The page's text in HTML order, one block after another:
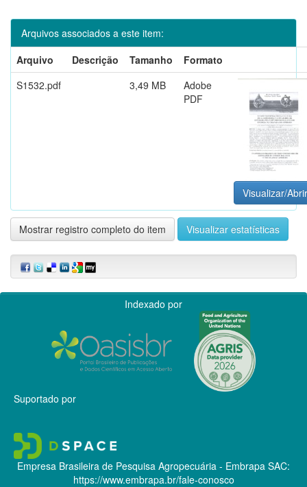
Arquivos associados a este item:
Arquivo
Descrição Tamanho
Formato
S1532.pdf
3,49 MB
Adobe
PDF
Visualizar/Abrir
Mostrar registro completo do item Visualizar estatísticas
Indexado por
Suportado por
Empresa Brasileira de Pesquisa Agropecuária - Embrapa SAC:
https://www.embrapa.br/fale-conosco